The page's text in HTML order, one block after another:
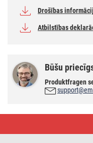
Drošības
Atbilstības
Būšu
Produktfragen